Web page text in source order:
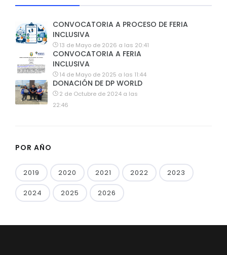
CONVOCATORIA A PROCESO DE FERIA
INCLUSIVA
13 de Mayo de 2026 a las 20:41
CONVOCATORIA A FERIA
INCLUSIVA
14 de Mayo de 2025 a las 11:44
DONACIÓN DE DP WORLD
2 de Octubre de 2024 a las
22:46
POR AÑO
2019 2020 2021 2022 2023
2024 2025 2026